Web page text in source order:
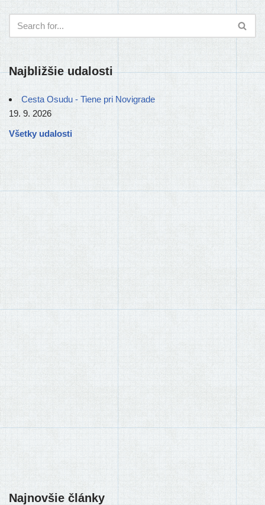
Najbližšie udalosti
Cesta Osudu - Tiene pri Novigrade
19. 9. 2026
Všetky udalosti
Najnovšie články